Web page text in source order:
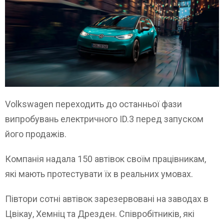
Volkswagen переходить до останньої фази
випробувань електричного ID.3 перед запуском
його продажів.
Компанія надала 150 автівок своїм працівникам,
які мають протестувати їх в реальних умовах.
Півтори сотні автівок зарезервовані на заводах в
Цвікау, Хемніц та Дрезден. Співробітників, які